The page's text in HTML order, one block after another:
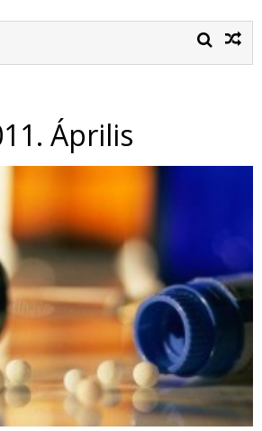
Április